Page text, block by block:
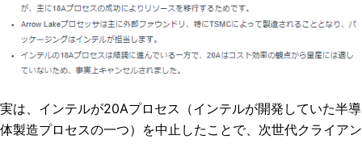
実は、インテルが20Aプロセス（インテルが開発していた半導
体製造プロセスの一つ）を中止したことで、次世代クライアン